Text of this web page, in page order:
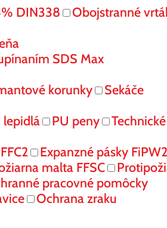
DIN338
Obojstranné
SDS Max
korunky
Sekáče
lepidlá PU peny
Expanzné pásky FiPW2
malta FFSC
pracovné pomôcky
Ochrana zraku